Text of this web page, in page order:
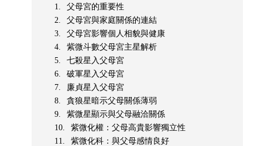
父母宮的重要性
父母宮與家庭關係的連結
父母宮影響個人相貌與健康
紫微斗數父母宮主星解析
七殺星入父母宮
破軍星入父母宮
廉貞星入父母宮
貪狼星暗示父母關係薄弱
紫微星顯示與父母融洽關係
紫微化權：父母高貴影響獨立性
紫微化科：與父母感情良好